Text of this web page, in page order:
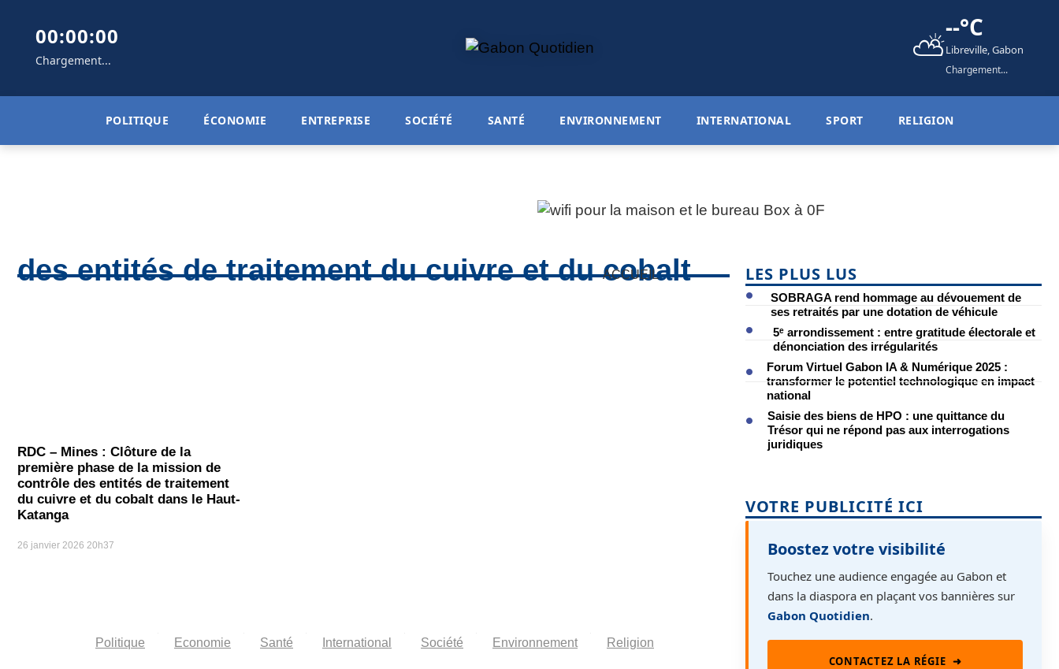
00:00:00
Chargement... ⛅--°C
Libreville, Gabon
Chargement...
POLITIQUE ÉCONOMIE ENTREPRISE SOCIÉTÉ SANTÉ ENVIRONNEMENT INTERNATIONAL SPORT RELIGION
ACCUEIL
des entités de traitement du cuivre et du cobalt
RDC – Mines : Clôture de la
première phase de la mission de
contrôle des entités de traitement
du cuivre et du cobalt dans le Haut-
Katanga
26 janvier 2026 20h37
Politique Economie Santé International Société Environnement Religion
LES PLUS LUS
SOBRAGA rend hommage au dévouement de
ses retraités par une dotation de véhicule
5ᵉ arrondissement : entre gratitude électorale et
dénonciation des irrégularités
Forum Virtuel Gabon IA & Numérique 2025 :
transformer le potentiel technologique en impact
national
Saisie des biens de HPO : une quittance du
Trésor qui ne répond pas aux interrogations
juridiques
VOTRE PUBLICITÉ ICI
Boostez votre visibilité
Touchez une audience engagée au Gabon et
dans la diaspora en plaçant vos bannières sur
Gabon Quotidien.
CONTACTEZ LA RÉGIE ➜